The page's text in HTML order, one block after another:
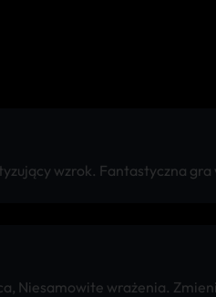
wzrok. Fantastyczna
Niesamowite wrażenia.